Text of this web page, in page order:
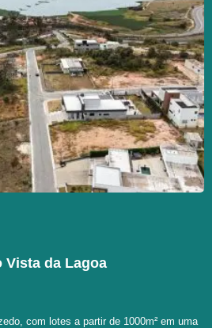
Vista da Lagoa
com lotes a partir de 1000m² em uma